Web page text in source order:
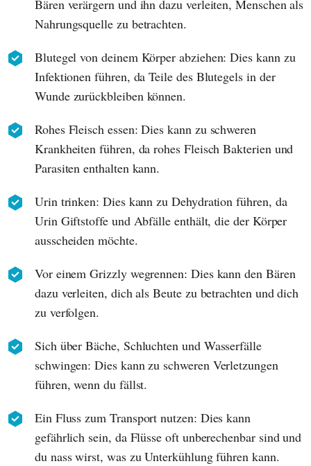
Bären verärgern und ihn dazu verleiten, Menschen als
Nahrungsquelle zu betrachten.
Blutegel von deinem Körper abziehen: Dies kann zu
Infektionen führen, da Teile des Blutegels in der
Wunde zurückbleiben können.
Rohes Fleisch essen: Dies kann zu schweren
Krankheiten führen, da rohes Fleisch Bakterien und
Parasiten enthalten kann.
Urin trinken: Dies kann zu Dehydration führen, da
Urin Giftstoffe und Abfälle enthält, die der Körper
ausscheiden möchte.
Vor einem Grizzly wegrennen: Dies kann den Bären
dazu verleiten, dich als Beute zu betrachten und dich
zu verfolgen.
Sich über Bäche, Schluchten und Wasserfälle
schwingen: Dies kann zu schweren Verletzungen
führen, wenn du fällst.
Ein Fluss zum Transport nutzen: Dies kann
gefährlich sein, da Flüsse oft unberechenbar sind und
du nass wirst, was zu Unterkühlung führen kann.